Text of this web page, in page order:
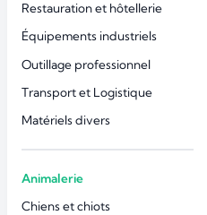
Restauration et hôtellerie
Équipements industriels
Outillage professionnel
Transport et Logistique
Matériels divers
Animalerie
Chiens et chiots